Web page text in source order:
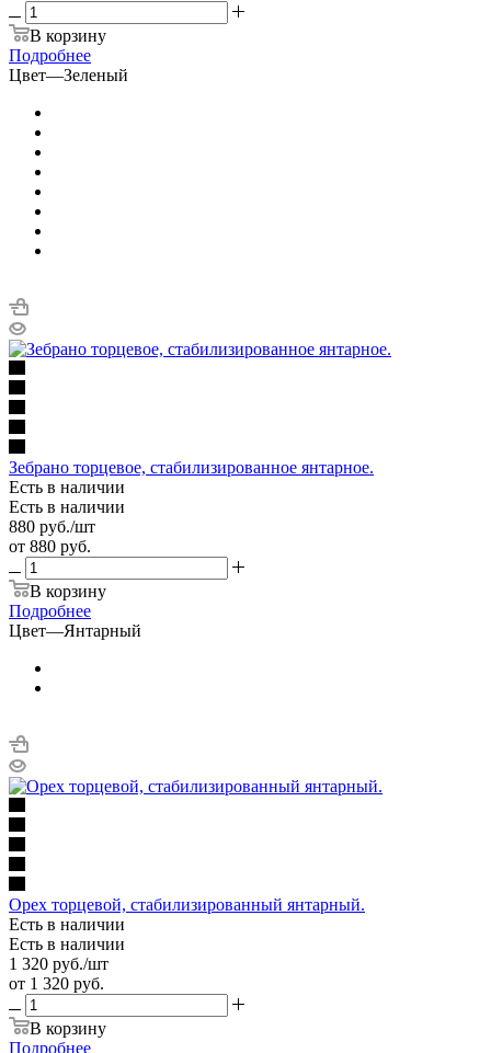
В корзину
Подробнее
Цвет—Зеленый
Зебрано торцевое, стабилизированное янтарное.
Есть в наличии
Есть в наличии
880 руб./шт
от 880 руб.
В корзину
Подробнее
Цвет—Янтарный
Орех торцевой, стабилизированный янтарный.
Есть в наличии
Есть в наличии
1 320 руб./шт
от 1 320 руб.
В корзину
Подробнее